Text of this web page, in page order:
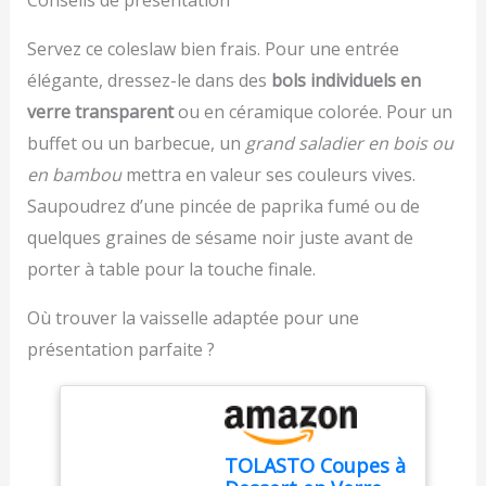
préparation plus efficace
rapide et efficace –
Tranchez directement
découper ou une
assiette, ou placez la
mandoline au-dessus
d'un bol.. Fruits et
légumes sont coupés en
quelques secondes :
courgettes, tomates et
préparation et facilitez la
cuisine au quotidien
Utilisation sûre et
nettoyage facile – Son
design ergonomique
verrouillage inclus), 1
porte-couteau, 1
poignée de sécurité, 1
panier d'égouttage (avec
fente pour les lames), 1
couvercle presseur, 7
lames tranchantes en
acier inoxydable, 1
brosse de nettoyage
Matériau de Qualité
Alimentaire - Le coupe
fabriqué en PP de qualité
alimentaire et 420J2,
de conserver des
ingrédients sains,
nutritifs et sûrs. Avec ce
coupe-légumes à
mandoline, vous pouvez
Servez ce coleslaw bien frais. Pour une entrée
élégante, dressez-le dans des bols individuels en
verre transparentou en céramique colorée. Pour un
buffet ou un barbecue, un grand saladier en bois ou
en bamboumettra en valeur ses couleurs vives.
Saupoudrez d’une pincée de paprika fumé ou de
quelques graines de sésame noir juste avant de
porter à table pour la touche finale.
Où trouver la vaisselle adaptée pour une
présentation parfaite ?
TOLASTO Coupes à